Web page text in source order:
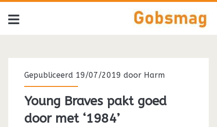
Gepubliceerd 19/07/2019 door Harm
Young Braves pakt goed
door met ‘1984’